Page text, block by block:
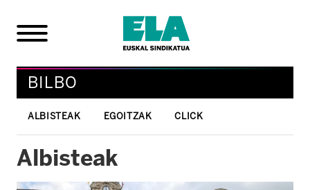
BILBO
ALBISTEAK EGOITZAK CLICK
Albisteak